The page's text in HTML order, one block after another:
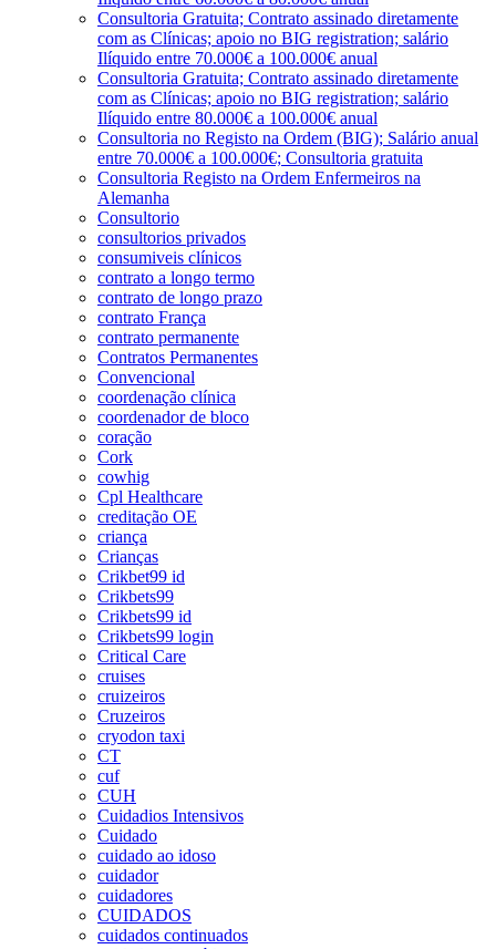
Consultoria Gratuita; Contrato assinado diretamente
com as Clínicas; apoio no BIG registration; salário
Ilíquido entre 70.000€ a 100.000€ anual
Consultoria Gratuita; Contrato assinado diretamente
com as Clínicas; apoio no BIG registration; salário
Ilíquido entre 80.000€ a 100.000€ anual
Consultoria no Registo na Ordem (BIG); Salário anual
entre 70.000€ a 100.000€; Consultoria gratuita
Consultoria Registo na Ordem Enfermeiros na
Alemanha
Consultorio
consultorios privados
consumiveis clínicos
contrato a longo termo
contrato de longo prazo
contrato França
contrato permanente
Contratos Permanentes
Convencional
coordenação clínica
coordenador de bloco
coração
Cork
cowhig
Cpl Healthcare
creditação OE
criança
Crianças
Crikbet99 id
Crikbets99
Crikbets99 id
Crikbets99 login
Critical Care
cruises
cruizeiros
Cruzeiros
cryodon taxi
CT
cuf
CUH
Cuidadios Intensivos
Cuidado
cuidado ao idoso
cuidador
cuidadores
CUIDADOS
cuidados continuados